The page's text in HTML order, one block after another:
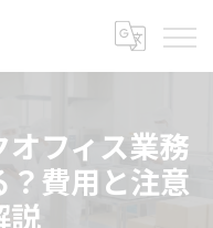
フィス業務
費用と注意
説